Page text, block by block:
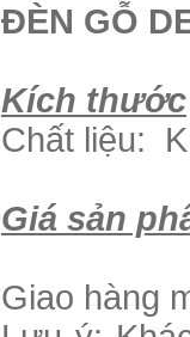
ĐÈN GỖ
Kích thước
Chất liệu:
Giá sản
Giao hàng